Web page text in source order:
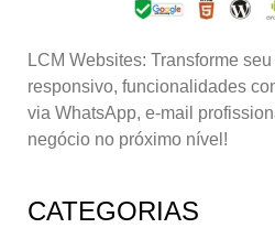
LCM Websites: Transforme
responsivo, funcionalidades
via WhatsApp, e-mail
negócio no próximo nível!
CATEGORIAS